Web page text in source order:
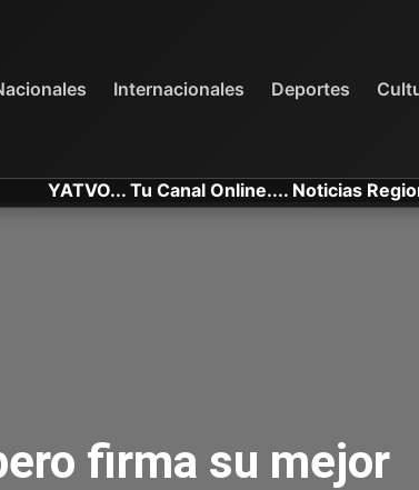
Internacionales Deportes
YATVO... Tu Canal Online.... Noticias
firma su mejor